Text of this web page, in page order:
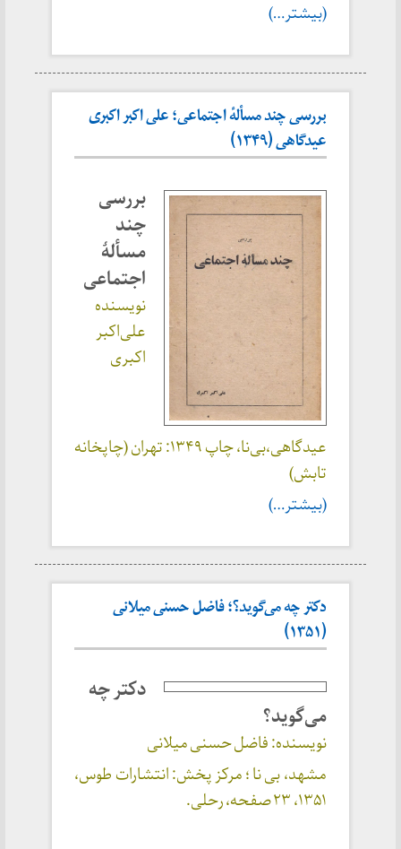
(بیشتر…)
بررسی چند مسألهٔ اجتماعی؛ علی اکبر اکبری
عیدگاهی (۱۳۴۹)
بررسی
چند
مسألهٔ
اجتماعی
نویسنده
علی‌اکبر
اکبری
عیدگاهی،بی‌نا، چاپ ۱۳۴۹: تهران (چاپخانه
تابش)
(بیشتر…)
دکتر چه می‌گوید؟؛ فاضل حسنی میلانی
(۱۳۵۱)
دکتر چه
می‌گوید؟
نویسنده: فاضل حسنی میلانی
مشهد، بی نا ؛ مرکز پخش: انتشارات طوس،
۱۳۵۱، ۲۳ صفحه، رحلی.